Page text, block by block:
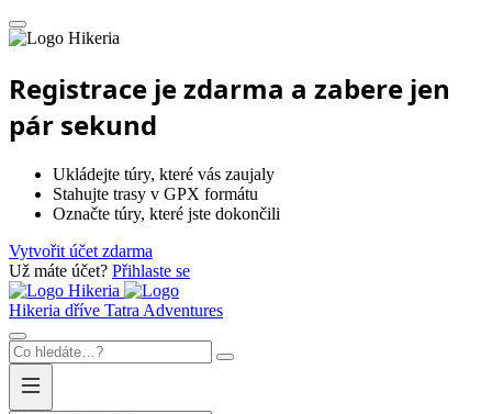
Hikeria
Registrace je zdarma a zabere jen
pár sekund
Ukládejte túry, které vás zaujaly
Stahujte trasy v GPX formátu
Označte túry, které jste dokončili
Vytvořit účet zdarma
Už máte účet? Přihlaste se
Hikeria
Hikeria dříve Tatra Adventures